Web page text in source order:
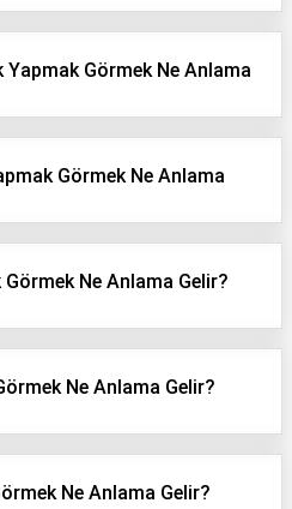
Yapmak Görmek Ne Anlama
Görmek Ne Anlama
Ne Anlama Gelir?
Ne Anlama Gelir?
Ne Anlama Gelir?